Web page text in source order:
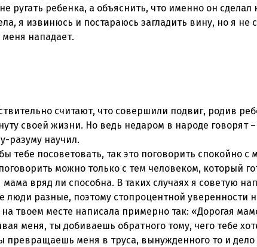
ругать ребенка, а объяснить, что именно он
я извинюсь и постараюсь загладить вину, но я не
нападает.
считают, что совершили подвиг, родив
своей жизни. Но ведь недаром в народе говорят
разуму научил.
тебе посоветовать, так это поговорить спокойно
можно только с тем человеком, который
вряд ли способна. В таких случаях я советую
люди разные, поэтому стопроцентной уверенности
на твоем месте написала примерно так: «Дорогая
меня, ты добиваешь обратного тому, чего тебе
превращаешь меня в труса, вынужденного то и дело